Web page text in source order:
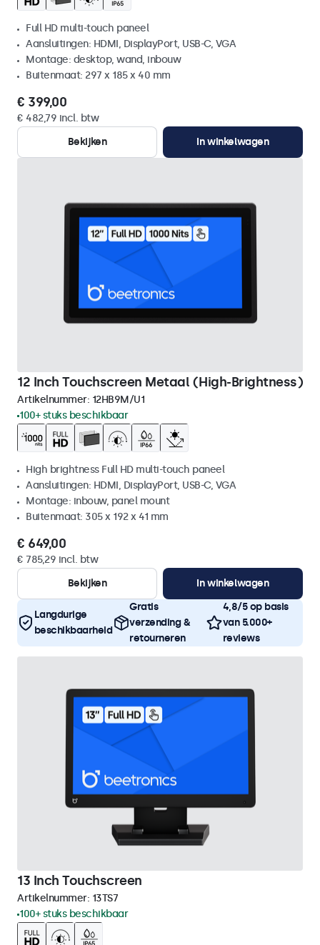
Full HD multi-touch paneel
Aansluitingen: HDMI, DisplayPort, USB-C, VGA
Montage: desktop, wand, inbouw
Buitenmaat: 297 x 185 x 40 mm
€ 399,00
€ 482,79 incl. btw
Bekijken
In winkelwagen
12 Inch Touchscreen Metaal (High-Brightness)
Artikelnummer: 12HB9M/U1
100+ stuks beschikbaar
High brightness Full HD multi-touch paneel
Aansluitingen: HDMI, DisplayPort, USB-C, VGA
Montage: inbouw, panel mount
Buitenmaat: 305 x 192 x 41 mm
€ 649,00
€ 785,29 incl. btw
Bekijken
In winkelwagen
Langdurige
beschikbaarheid
Gratis
verzending &
retourneren
4,8/5 op basis
van 5.000+
reviews
13 Inch Touchscreen
Artikelnummer: 13TS7
100+ stuks beschikbaar